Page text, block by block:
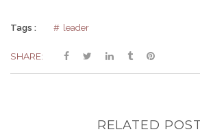
Tags : leader
SHARE:
RELATED